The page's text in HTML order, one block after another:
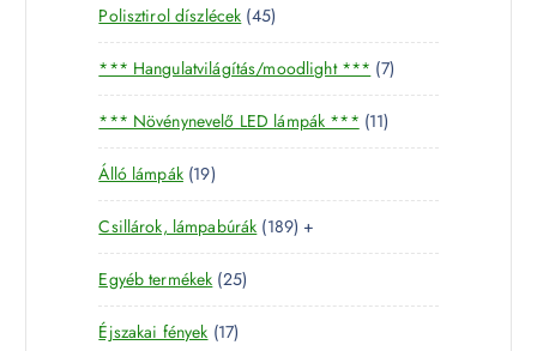
Polisztirol díszlécek 454
5
t
e
r
m
k
*** Hangulatvilágítás/moodlight *** 77
t
r
é
*** Növénynevelő LED lámpák *** 111
1
e
m
k
Álló lámpák 191
9
t
e
r
m
é
Csillárok, lámpabúrák 1891
8
t
+
Egyéb termékek 252
5
Éjszakai fények 171